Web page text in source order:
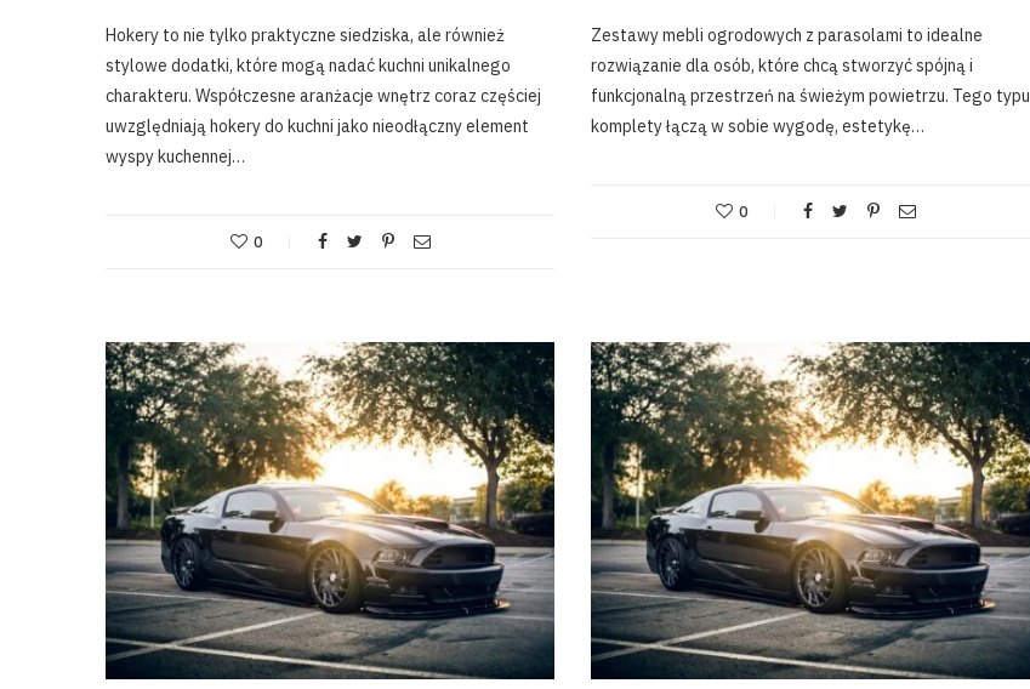
Hokery to nie tylko praktyczne siedziska, ale również
stylowe dodatki, które mogą nadać kuchni unikalnego
charakteru. Współczesne aranżacje wnętrz coraz częściej
uwzględniają hokery do kuchni jako nieodłączny element
wyspy kuchennej…
0
Zestawy mebli ogrodowych z parasolami to idealne
rozwiązanie dla osób, które chcą stworzyć spójną i
funkcjonalną przestrzeń na świeżym powietrzu. Tego typu
komplety łączą w sobie wygodę, estetykę…
0